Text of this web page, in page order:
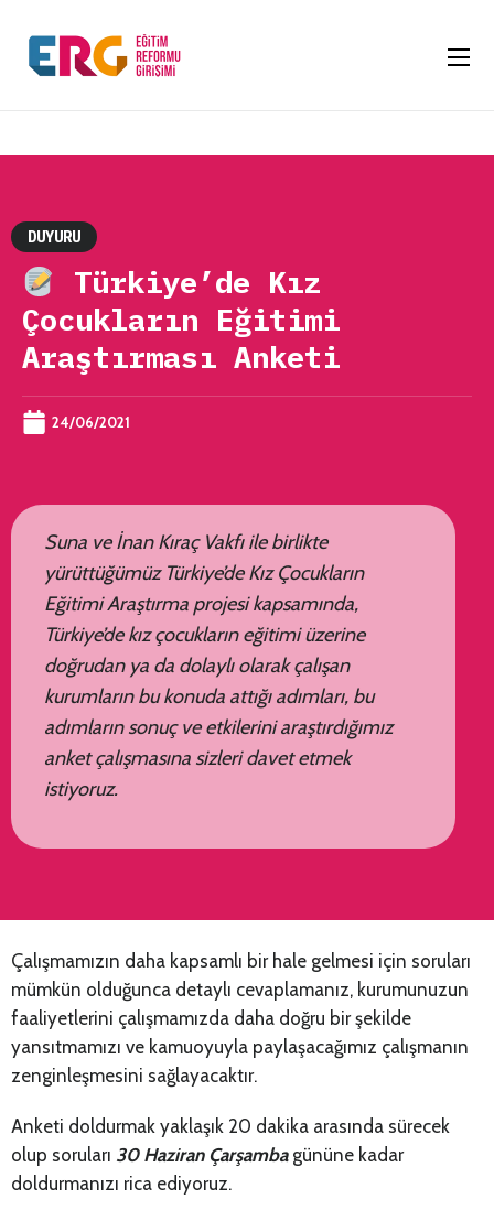
DUYURU
Türkiye’de Kız
Çocukların Eğitimi
Araştırması Anketi
24/06/2021
Suna ve İnan Kıraç Vakfı ile birlikte
yürüttüğümüz Türkiye’de Kız Çocukların
Eğitimi Araştırma projesi kapsamında,
Türkiye’de kız çocukların eğitimi üzerine
doğrudan ya da dolaylı olarak çalışan
kurumların bu konuda attığı adımları, bu
adımların sonuç ve etkilerini araştırdığımız
anket çalışmasına sizleri davet etmek
istiyoruz.
Çalışmamızın daha kapsamlı bir hale gelmesi için soruları
mümkün olduğunca detaylı cevaplamanız, kurumunuzun
faaliyetlerini çalışmamızda daha doğru bir şekilde
yansıtmamızı ve kamuoyuyla paylaşacağımız çalışmanın
zenginleşmesini sağlayacaktır.
Anketi doldurmak yaklaşık 20 dakika arasında sürecek
olup soruları 30 Haziran Çarşambagününe kadar
doldurmanızı rica ediyoruz.